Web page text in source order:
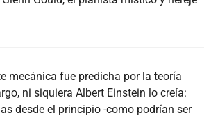
mecánica fue predicha por la teoría
ni siquiera Albert Einstein lo creía:
desde el principio -como podrían ser